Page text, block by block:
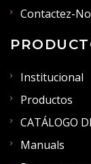
Contactez-
Institucional
Productos
CATÁLOGO
Manuals